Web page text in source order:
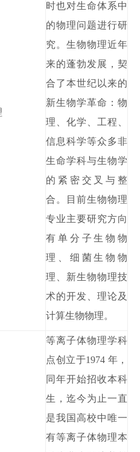
时也对生命体系中
的物理问题进行研
究。生物物理近年
来的蓬勃发展，契
合了本世纪以来的
新生物学革命：物
理、化学、工程、
信息科学等众多非
生命学科与生物学
的紧密交叉与整
合。目前生物物理
专业主要研究方向
有单分子生物物
理、细菌生物物
理、新生物物理技
术的开发、理论及
计算生物物理。
等离子体物理学科
点创立于1974 年 ，
同年开始招收本科
生，迄今为止一直
是我国高校中唯一
有等离子体物理本